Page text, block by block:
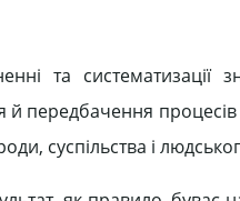
та систематизації
передбачення
суспільства і